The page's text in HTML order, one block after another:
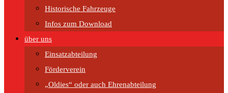
Historische Fahrzeuge
Infos zum Download
über uns
Einsatzabteilung
Förderverein
„Oldies“ oder auch Ehrenabteilung